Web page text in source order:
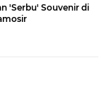
'Serbu' Souvenir di